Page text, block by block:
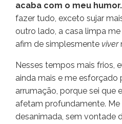
acaba com o meu humor.
fazer tudo, exceto sujar
outro lado, a casa limpa
afim de simplesmente viver
Nesses tempos mais frios,
ainda mais e me esforçado
arrumação, porque sei que
afetam profundamente. Me
desanimada, sem vontade